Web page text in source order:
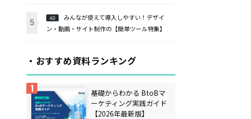
AD
みんなが使えて導入しやすい！デザイ
ン・動画・サイト制作の【簡単ツール特集】
・おすすめ資料ランキング
基礎からわかる BtoBマ
ーケティング実践ガイド
【2026年最新版】